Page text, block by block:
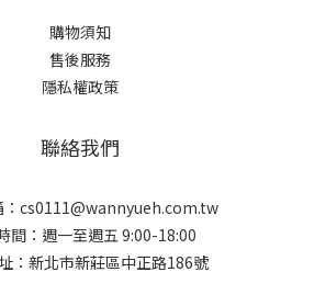
購物須知
售後服務
隱私權政策
聯絡我們
：cs0111@wannyueh.com.tw
間：週一至週五 9:00-18:00
：新北市新莊區中正路186號